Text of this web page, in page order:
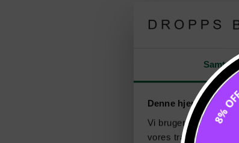
Denne hjemmeside
Vi bruger cookies til
vores trafik. Vi deler
8%